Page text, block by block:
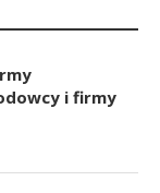
i firmy